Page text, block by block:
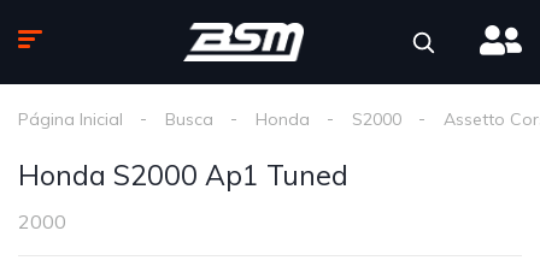
Página Inicial Busca Honda S2000 Assetto
Honda S2000 Ap1 Tuned
2000